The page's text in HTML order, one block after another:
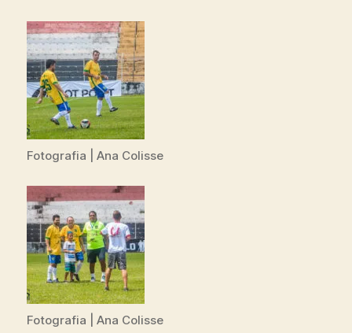
Fotografia | Ana Colisse
Fotografia | Ana Colisse